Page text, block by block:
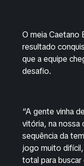
O meia Caetano
resultado
que a equipe
desafio.
“A gente vinha
vitória, na nossa
sequência da
jogo muito
total para buscar